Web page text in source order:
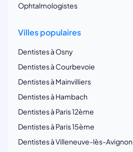
Ophtalmologistes
Villes populaires
Dentistes à Osny
Dentistes à Courbevoie
Dentistes à Mainvilliers
Dentistes à Hambach
Dentistes à Paris 12ème
Dentistes à Paris 15ème
Dentistes à Villeneuve-lès-Avignon